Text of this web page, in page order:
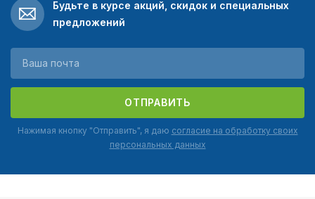
Будьте в курсе акций, скидок и специальных
предложений
ОТПРАВИТЬ
Нажимая кнопку "Отправить", я даю согласие на обработку своих
персональных данных